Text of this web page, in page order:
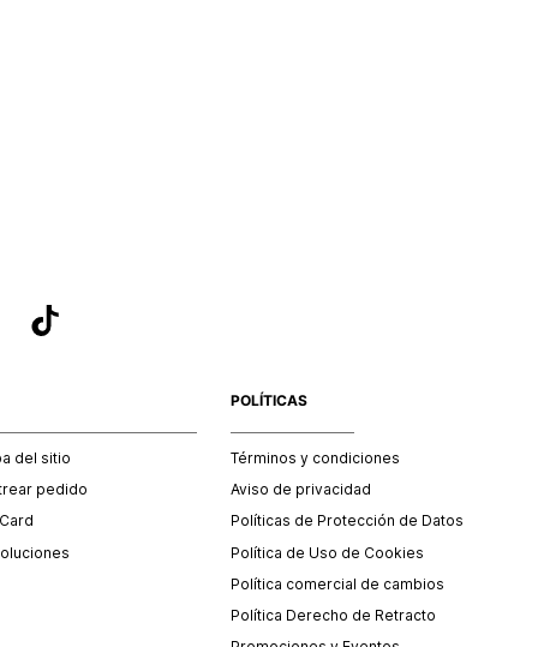
del sitio
pedido
POLÍTICAS
Términos y condiciones
Aviso de privacidad
Políticas de Protección de Datos
Política de Uso de Cookies
Política comercial de cambios
Política Derecho de Retracto